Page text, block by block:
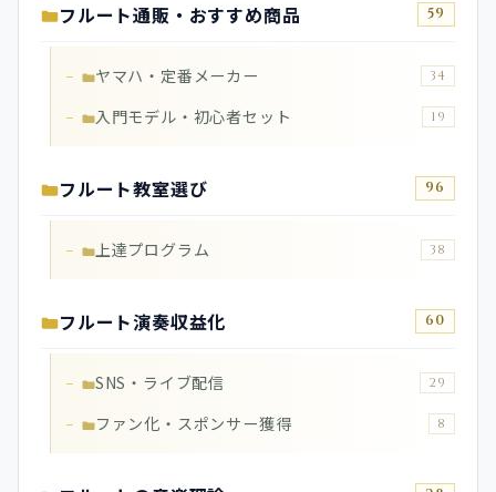
フルート通販・おすすめ商品 59
ヤマハ・定番メーカー 34
入門モデル・初心者セット 19
フルート教室選び 96
上達プログラム 38
フルート演奏収益化 60
SNS・ライブ配信 29
ファン化・スポンサー獲得 8